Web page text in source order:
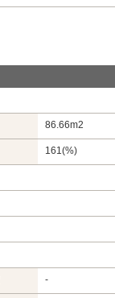
86.66m2
161(%)
-